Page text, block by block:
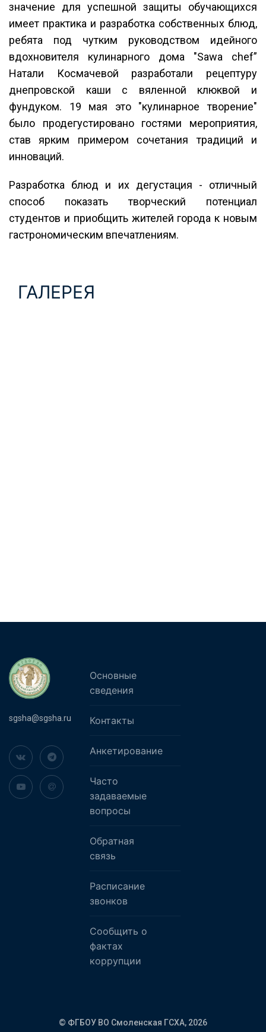
значение для успешной защиты обучающихся
имеет практика и разработка собственных блюд,
ребята под чутким руководством идейного
вдохновителя кулинарного дома "Sawa chef”
Натали Космачевой разработали рецептуру
днепровской каши с вяленной клюквой и
фундуком. 19 мая это "кулинарное творение"
было продегустировано гостями мероприятия,
став ярким примером сочетания традиций и
инноваций.
Разработка блюд и их дегустация - отличный
способ показать творческий потенциал
студентов и приобщить жителей города к новым
гастрономическим впечатлениям.
ГАЛЕРЕЯ
sgsha@sgsha.ru
Основные
сведения
Контакты
Анкетирование
Часто
задаваемые
вопросы
Обратная
связь
Расписание
звонков
Сообщить о
фактах
коррупции
© ФГБОУ ВО Смоленская ГСХА, 2026